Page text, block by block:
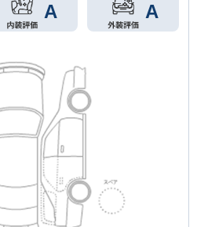
A A